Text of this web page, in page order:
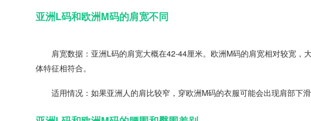
亚洲L码和欧洲M码的肩宽不同
肩宽数据：亚洲L码的肩宽大概在42-44厘米。欧洲M码的肩宽相对较宽，
体特征相符合。
适用情况：如果亚洲人的肩比较窄，穿欧洲M码的衣服可能会出现肩部下滑